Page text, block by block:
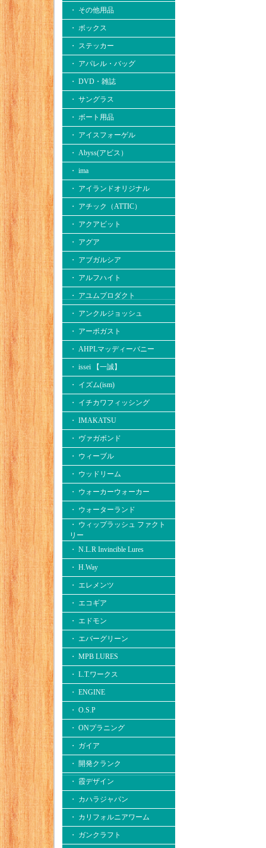
・ その他用品
・ ボックス
・ ステッカー
・ アパレル・バッグ
・ DVD・雑誌
・ サングラス
・ ボート用品
・ アイスフォーゲル
・ Abyss(アビス）
・ ima
・ アイランドオリジナル
・ アチック（ATTIC）
・ アクアビット
・ アグア
・ アブガルシア
・ アルフハイト
・ アユムプロダクト
・ アンクルジョッシュ
・ アーボガスト
・ AHPLマッディーバニー
・ issei 【一誠】
・ イズム(ism)
・ イチカワフィッシング
・ IMAKATSU
・ ヴァガボンド
・ ウィーブル
・ ウッドリーム
・ ウォーカーウォーカー
・ ウォーターランド
・ ウィップラッシュ ファクト
リー
・ N.L.R Invincible Lures
・ H.Way
・ エレメンツ
・ エコギア
・ エドモン
・ エバーグリーン
・ MPB LURES
・ L.T.ワークス
・ ENGINE
・ O.S.P
・ ONプラニング
・ ガイア
・ 開発クランク
・ 霞デザイン
・ カハラジャパン
・ カリフォルニアワーム
・ ガンクラフト